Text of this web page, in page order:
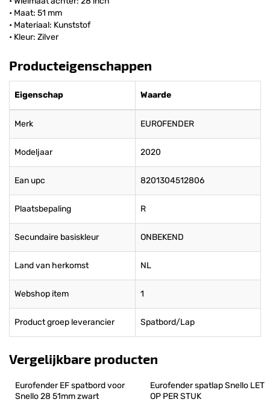
• Maat: 51 mm
• Materiaal: Kunststof
• Kleur: Zilver
Producteigenschappen
Eigenschap Waarde
Merk EUROFENDER
Modeljaar 2020
Ean upc 8201304512806
Plaatsbepaling R
Secundaire basiskleur ONBEKEND
Land van herkomst NL
Webshop item 1
Product groep leverancier Spatbord/Lap
Vergelijkbare producten
Eurofender EF spatbord voor
Snello 28 51mm zwart
Eurofender spatlap Snello LET
OP PER STUK